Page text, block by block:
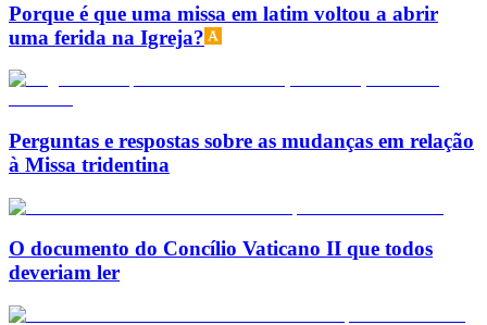
Porque é que uma missa em latim voltou a abrir
uma ferida na Igreja?
Perguntas e respostas sobre as mudanças em relação
à Missa tridentina
O documento do Concílio Vaticano II que todos
deveriam ler